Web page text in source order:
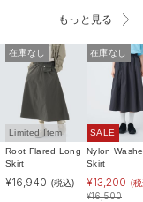
もっと見る
在庫なし
Limited Item
Root Flared Long
Skirt
¥16,940 (税込)
在庫なし
SALE
Nylon
Skirt
¥13,200 (
¥16,500